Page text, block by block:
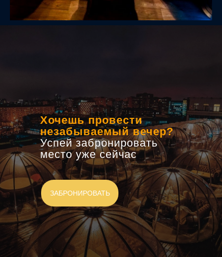
Хочешь провести
незабываемый вечер?
Успей забронировать
место уже сейчас
ЗАБРОНИРОВАТЬ